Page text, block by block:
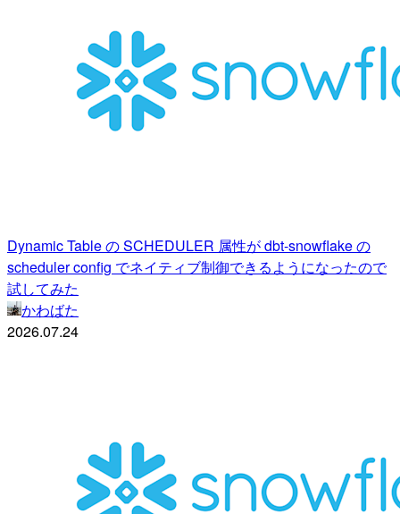
Dynamic Table の SCHEDULER 属性が dbt-snowflake の
scheduler config でネイティブ制御できるようになったので
試してみた
かわばた
2026.07.24